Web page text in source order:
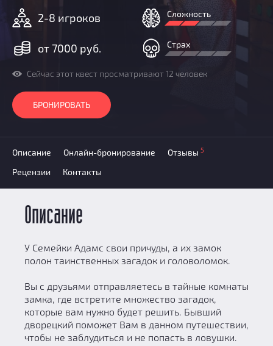
Новости
Партнерам
2-8 игроков
от 7000 руб.
Сложность
Страх
Сейчас этот квест просматривают 12 человек
БРОНИРОВАТЬ
Описание Онлайн-бронирование Отзывы 5
Рецензии Контакты
Описание
У Семейки Адамс свои причуды, а их замок
полон таинственных загадок и головоломок.
Вы с друзьями отправляетесь в тайные комнаты
замка, где встретите множество загадок,
которые вам нужно будет решить. Бывший
дворецкий поможет Вам в данном путешествии,
чтобы не заблудиться и не попасть в ловушки.